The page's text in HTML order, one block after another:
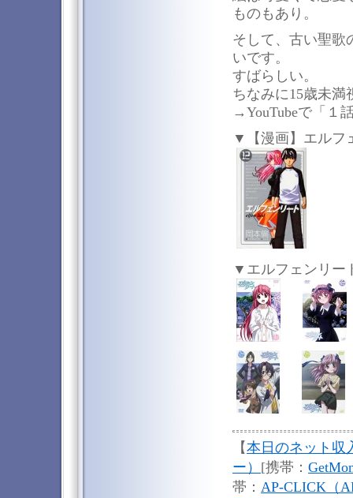
ものもあり。
そして、古い聖歌
いです。
すばらしい。
ちなみに15歳未満
→YouTubeで「１
▼【漫画】エルフ
▼エルフェンリー
【本日のネット収
ー） [携帯：
帯： AP-CLICK（